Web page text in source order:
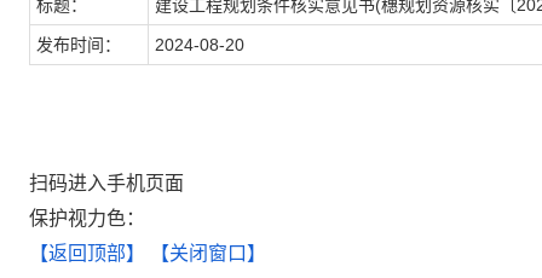
标题： 建设工程规划条件核实意见书(穗规划资源核实〔
发布时间： 2024-08-20
扫码进入手机页面
保护视力色：
【返回顶部】
【关闭窗口】